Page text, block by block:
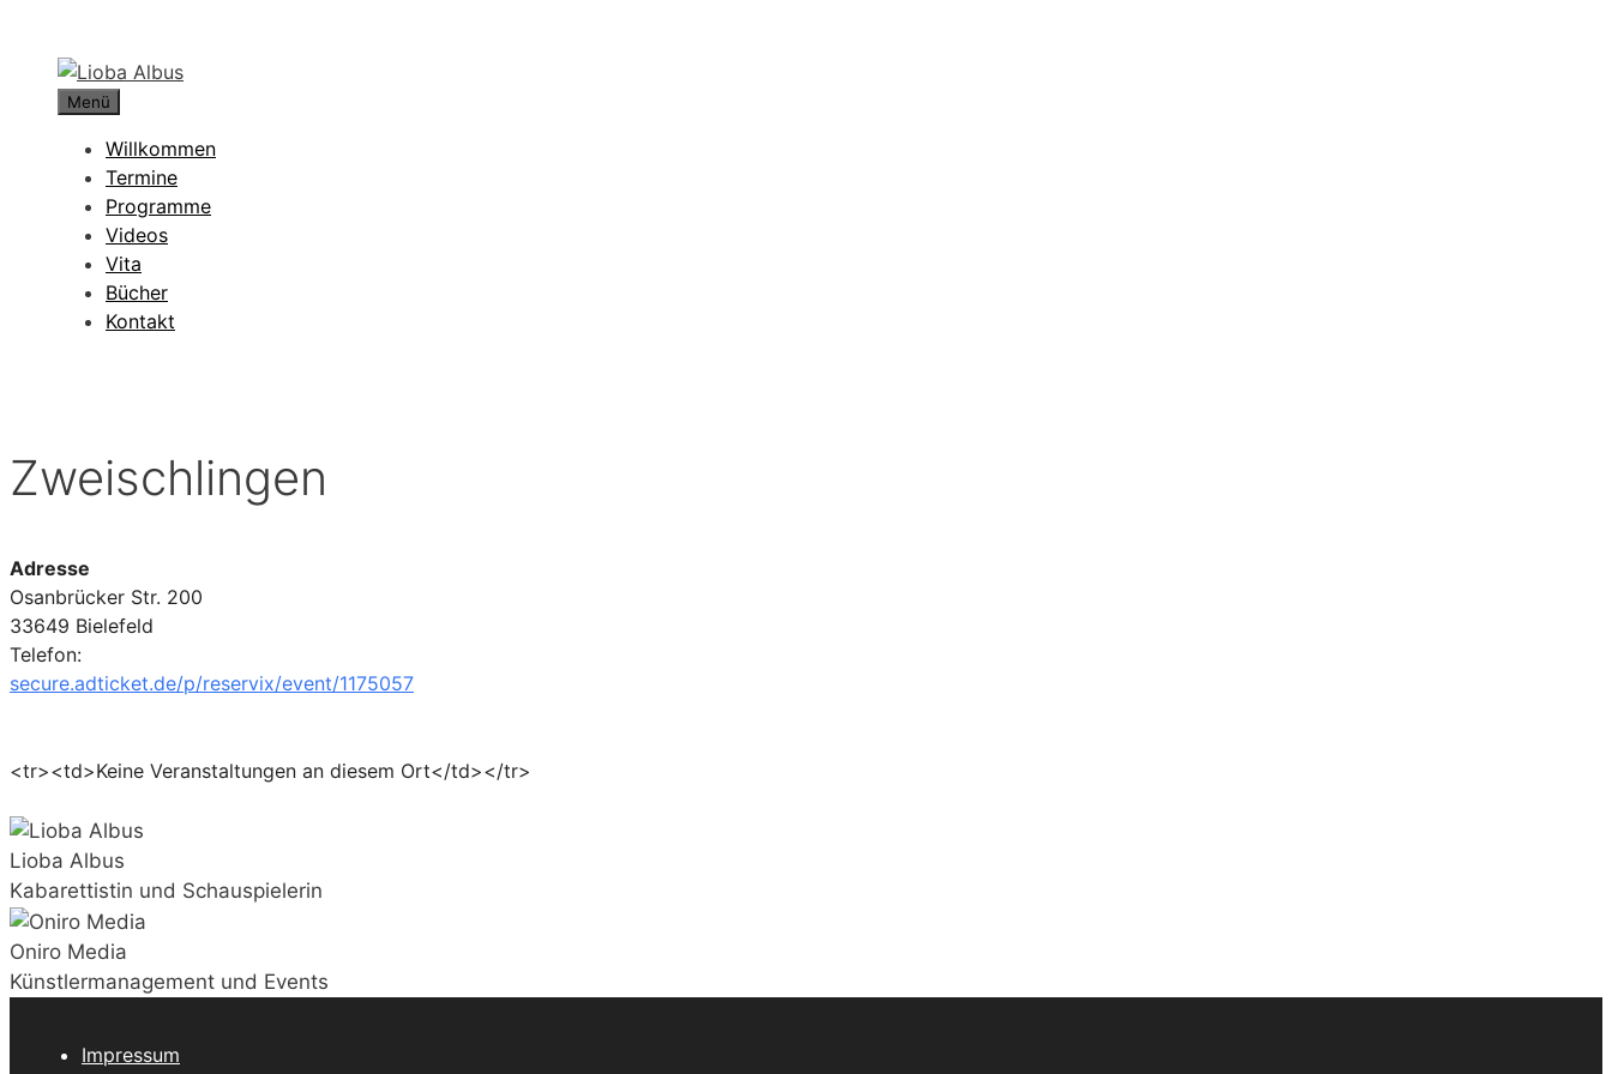
springen
Menü
Willkommen
Termine
Programme
Videos
Vita
Bücher
Kontakt
Zweischlingen
Adresse
Osanbrücker Str. 200
33649 Bielefeld
Telefon:
secure.adticket.de/p/reservix/event/1175057
<tr><td>Keine Veranstaltungen an diesem Ort</td></tr>
Lioba Albus
Kabarettistin und Schauspielerin
Oniro Media
Künstlermanagement und Events
Impressum